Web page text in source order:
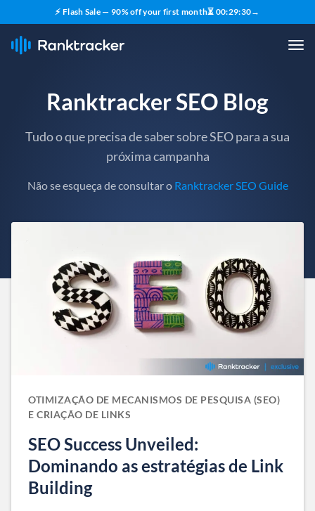
⚡ Flash Sale — 90% off your first month⏳ 00:29:28→
Ranktracker SEO Blog
Tudo o que precisa de saber sobre SEO para a sua
próxima campanha
Não se esqueça de consultar o Ranktracker SEO Guide
OTIMIZAÇÃO DE MECANISMOS DE PESQUISA (SEO)
E CRIAÇÃO DE LINKS
SEO Success Unveiled:
Dominando as estratégias de Link
Building